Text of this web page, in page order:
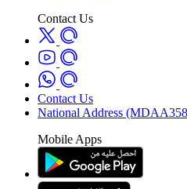
Contact Us
Contact Us
National Address
Mobile Apps